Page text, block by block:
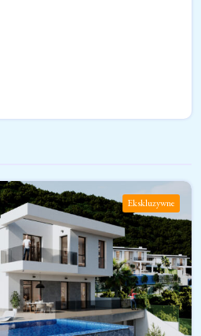
Ekskluzywne